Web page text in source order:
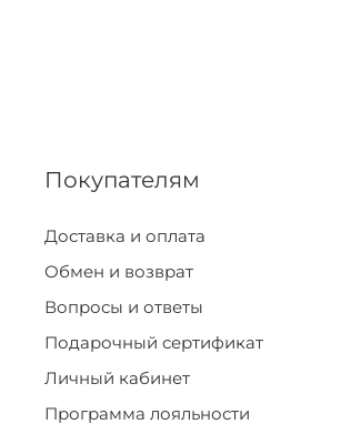
Покупателям
Доставка и оплата
Обмен и возврат
Вопросы и ответы
Подарочный сертификат
Личный кабинет
Программа лояльности